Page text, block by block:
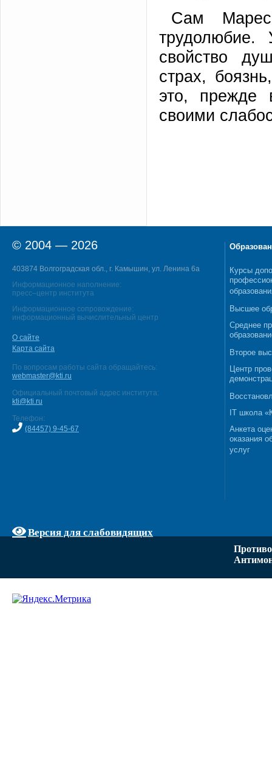
Сам
трудолюбие.
свойство
страх,
это, прежде
своими
© 2004 — 2026
403874 Волгоградская обл., г. Камышин, ул. Ленина 6а
Информационное наполнение:
пресс–центр института
Информационное сопровождение:
информационный вычислительный центр
О сайте
Карта сайта
По вопросам работы сайта обращайтесь:
webmaster@kti.ru
Официальный почтовый адрес института:
kti@kti.ru
Телефон:
(84457) 9-45-67
Версия для слабовидящих
Курсы
Высшее
Среднее
Второе
Центр
IT школа
Анкета
оказания
услуг